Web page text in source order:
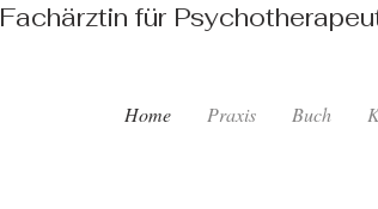
Fachärztin für
Home Praxis Buch